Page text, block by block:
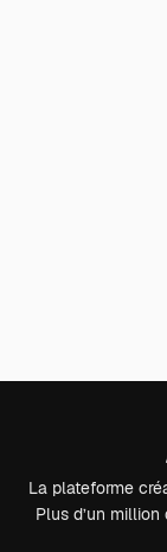
La plateforme
Plus d’un